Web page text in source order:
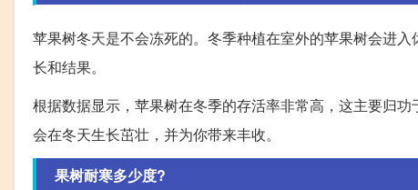
苹果树冬天是不会冻死的。冬季种植在室外的苹果树会进
长和结果。
根据数据显示，苹果树在冬季的存活率非常高，这主要归
会在冬天生长茁壮，并为你带来丰收。
果树耐寒多少度?